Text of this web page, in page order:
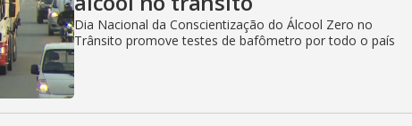
Dia Nacional da Conscientização do Álcool Zero no
Trânsito promove testes de bafômetro por todo o país